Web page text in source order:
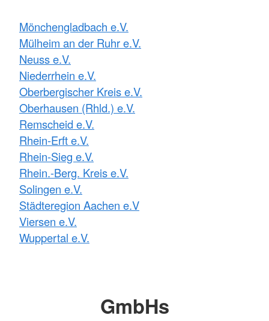
Mönchengladbach e.V.
Mülheim an der Ruhr e.V.
Neuss e.V.
Niederrhein e.V.
Oberbergischer Kreis e.V.
Oberhausen (Rhld.) e.V.
Remscheid e.V.
Rhein-Erft e.V.
Rhein-Sieg e.V.
Rhein.-Berg. Kreis e.V.
Solingen e.V.
Städteregion Aachen e.V
Viersen e.V.
Wuppertal e.V.
GmbHs